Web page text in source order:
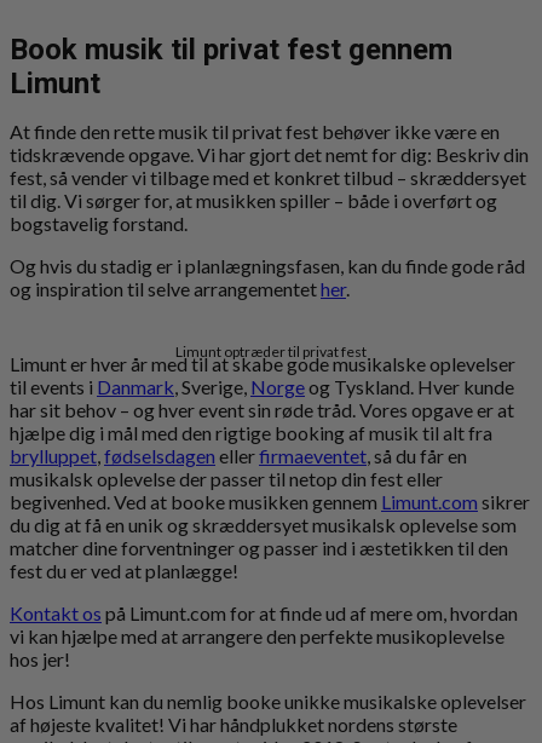
Book musik til privat fest gennem
Limunt
At finde den rette musik til privat fest behøver ikke være en
tidskrævende opgave. Vi har gjort det nemt for dig: Beskriv din
fest, så vender vi tilbage med et konkret tilbud – skræddersyet
til dig. Vi sørger for, at musikken spiller – både i overført og
bogstavelig forstand.
Og hvis du stadig er i planlægningsfasen, kan du finde gode råd
og inspiration til selve arrangementether.
Limunt optræder til privat fest
Limunt er hver år med til at skabe gode musikalske oplevelser
til events i Danmark, Sverige, Norgeog Tyskland. Hver kunde
har sit behov – og hver event sin røde tråd. Vores opgave er at
hjælpe dig i mål med den rigtige booking af musik til alt fra
brylluppet,fødselsdagen ellerfirmaeventet, så du får en
musikalsk oplevelse der passer til netop din fest eller
begivenhed. Ved at booke musikken gennem Limunt.com sikrer
du dig at få en unik og skræddersyet musikalsk oplevelse som
matcher dine forventninger og passer ind i æstetikken til den
fest du er ved at planlægge!
Kontakt os på Limunt.com for at finde ud af mere om, hvordan
vi kan hjælpe med at arrangere den perfekte musikoplevelse
hos jer!
Hos Limunt kan du nemlig booke unikke musikalske oplevelser
af højeste kvalitet! Vi har håndplukket nordens største